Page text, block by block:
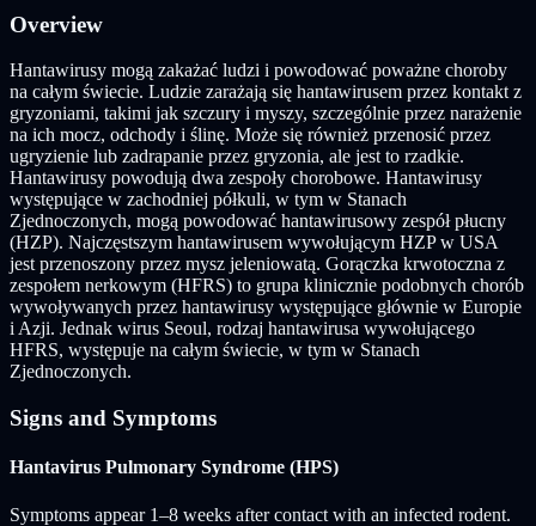
Overview
Hantawirusy mogą zakażać ludzi i powodować poważne choroby
na całym świecie. Ludzie zarażają się hantawirusem przez kontakt z
gryzoniami, takimi jak szczury i myszy, szczególnie przez narażenie
na ich mocz, odchody i ślinę. Może się również przenosić przez
ugryzienie lub zadrapanie przez gryzonia, ale jest to rzadkie.
Hantawirusy powodują dwa zespoły chorobowe. Hantawirusy
występujące w zachodniej półkuli, w tym w Stanach
Zjednoczonych, mogą powodować hantawirusowy zespół płucny
(HZP). Najczęstszym hantawirusem wywołującym HZP w USA
jest przenoszony przez mysz jeleniowatą. Gorączka krwotoczna z
zespołem nerkowym (HFRS) to grupa klinicznie podobnych chorób
wywoływanych przez hantawirusy występujące głównie w Europie
i Azji. Jednak wirus Seoul, rodzaj hantawirusa wywołującego
HFRS, występuje na całym świecie, w tym w Stanach
Zjednoczonych.
Signs and Symptoms
Hantavirus Pulmonary Syndrome (HPS)
Symptoms appear 1–8 weeks after contact with an infected rodent.